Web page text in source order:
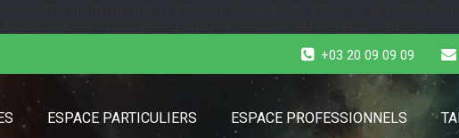
+03 20 09 09 09
ESPACE PARTICULIERS ESPACE PROFESSIONNELS